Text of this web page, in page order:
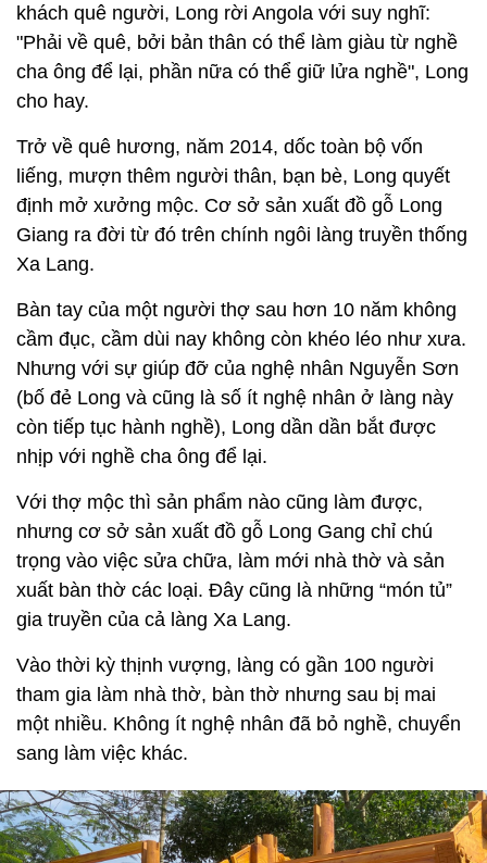
khách quê người, Long rời Angola với suy nghĩ:
"Phải về quê, bởi bản thân có thể làm giàu từ nghề
cha ông để lại, phần nữa có thể giữ lửa nghề", Long
cho hay.
Trở về quê hương, năm 2014, dốc toàn bộ vốn
liếng, mượn thêm người thân, bạn bè, Long quyết
định mở xưởng mộc. Cơ sở sản xuất đồ gỗ Long
Giang ra đời từ đó trên chính ngôi làng truyền thống
Xa Lang.
Bàn tay của một người thợ sau hơn 10 năm không
cầm đục, cầm dùi nay không còn khéo léo như xưa.
Nhưng với sự giúp đỡ của nghệ nhân Nguyễn Sơn
(bố đẻ Long và cũng là số ít nghệ nhân ở làng này
còn tiếp tục hành nghề), Long dần dần bắt được
nhịp với nghề cha ông để lại.
Với thợ mộc thì sản phẩm nào cũng làm được,
nhưng cơ sở sản xuất đồ gỗ Long Gang chỉ chú
trọng vào việc sửa chữa, làm mới nhà thờ và sản
xuất bàn thờ các loại. Đây cũng là những “món tủ”
gia truyền của cả làng Xa Lang.
Vào thời kỳ thịnh vượng, làng có gần 100 người
tham gia làm nhà thờ, bàn thờ nhưng sau bị mai
một nhiều. Không ít nghệ nhân đã bỏ nghề, chuyển
sang làm việc khác.